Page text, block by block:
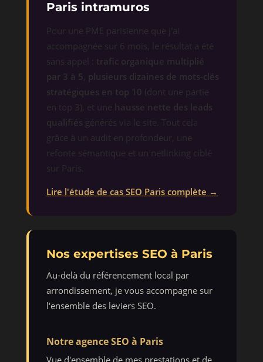
Paris intramuros
Pour une PME parisienne que j'ai
accompagnée sur 6 mois, le résultat a été
sans appel : trafic organique multiplié
par 3 à 5, plusieurs dizaines de mots-clés
stratégiques en top 10 (dont une partie
en top 3), et une hausse nette des leads
qualifiés générés via le site. Tout cela
grâce à un audit en profondeur, une
refonte sémantique et un netlinking ciblé
sur Paris.
Lire l'étude de cas SEO Paris complète →
Nos expertises SEO à Paris
Au-delà du référencement local par
arrondissement, je vous accompagne sur
l'ensemble des leviers SEO.
Notre agence SEO à Paris